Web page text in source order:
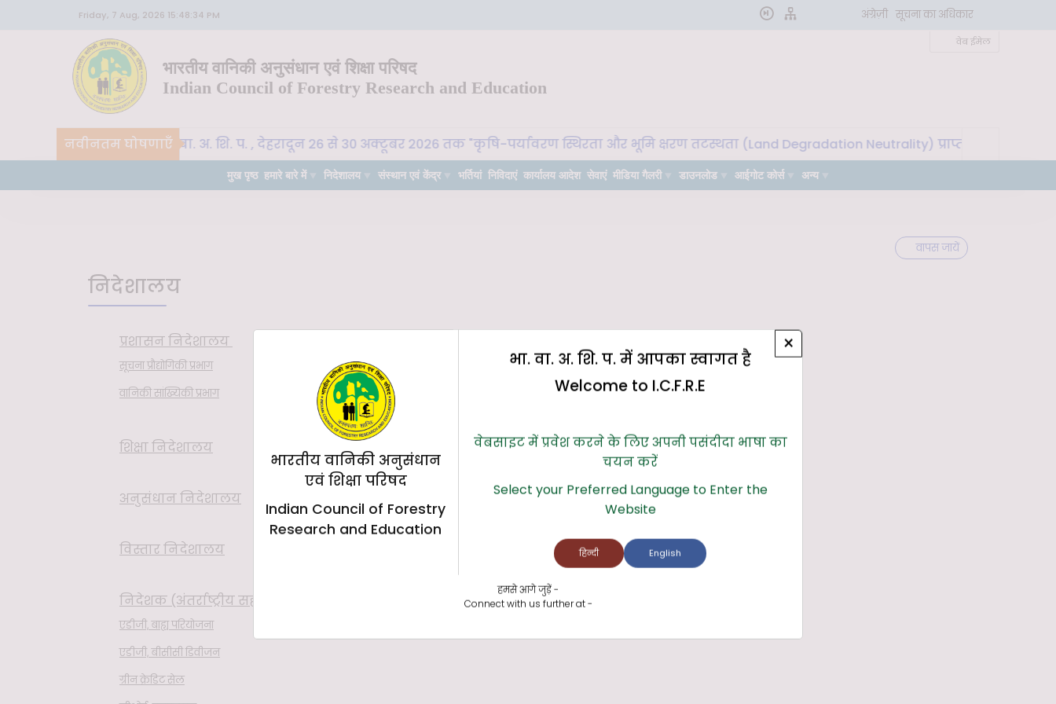
Friday, 7 Aug, 2026 15:48:34 PM अंग्रेज़ी सूचना का अधिकार
भारतीय वानिकी अनुसंधान एवं शिक्षा परिषद
Indian Council of Forestry Research and Education
वेब ईमेल
नवीनतम घोषणाएँ
महत्वपूर्ण CoE-SLM, भा. वा. अ. शि. प. , देहरादून 26 से 30 अक्टूबर 2026 तक "कृषि-पर्यावरण स्थिरता और भूमि क्षरण तटस्थता (Land Degradation Neutrality) प्राप्त करने के लिए
मुख पृष्ठ हमारे बारे में निदेशालय संस्थान एवं केंद्र भर्तियां निविदाएं कार्यालय आदेश सेवाएं मीडिया गैलरी डाउनलोड आईगोट कोर्स अन्य
वापस जायें
निदेशालय
प्रशासन निदेशालय
सूचना प्रौद्योगिकी प्रभाग
वानिकी सांख्यिकी प्रभाग
शिक्षा निदेशालय
अनुसंधान निदेशालय
विस्तार निदेशालय
निदेशक (अंतर्राष्ट्रीय सहयोग)
एडीजी, बाह्य परियोजना
एडीजी, बीसीसी डिवीजन
ग्रीन क्रेडिट सेल
×
भारतीय वानिकी अनुसंधान
एवं शिक्षा परिषद
Indian Council of Forestry
Research and Education
भा. वा. अ. शि. प. में आपका स्वागत है
Welcome to I.C.F.R.E
वेबसाइट में प्रवेश करने के लिए अपनी पसंदीदा भाषा का
चयन करें
Select your Preferred Language to Enter the
Website
हिन्दी English
हमसे आगे जुड़ें -
Connect with us further at -